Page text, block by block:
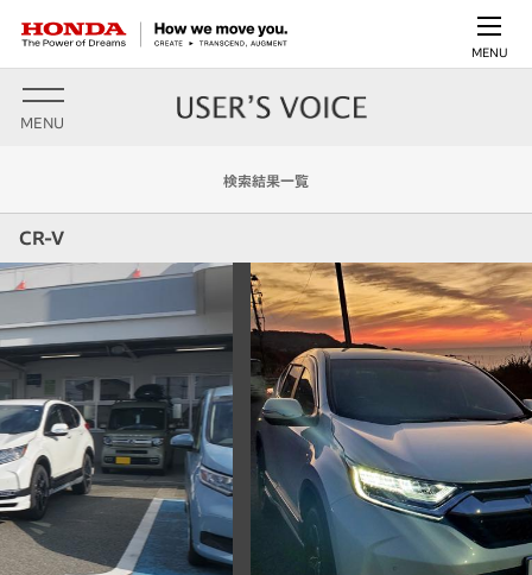
MENU
MENU
検索結果一覧
CR-V